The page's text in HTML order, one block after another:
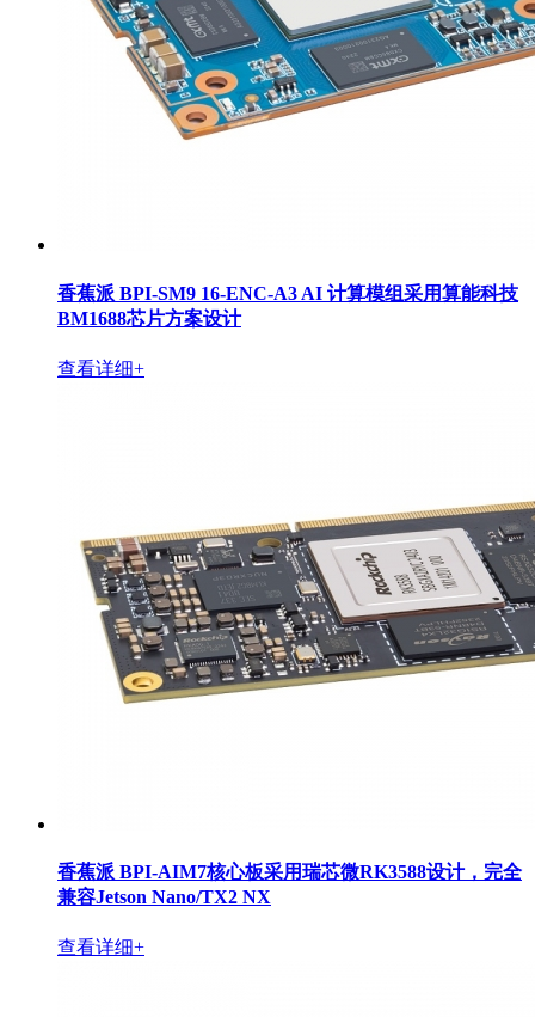
香蕉派 BPI-SM9 16-ENC-A3 AI 计算模组采用算能科技
BM1688芯片方案设计
查看详细+
香蕉派 BPI-AIM7核心板采用瑞芯微RK3588设计，完全
兼容Jetson Nano/TX2 NX
查看详细+